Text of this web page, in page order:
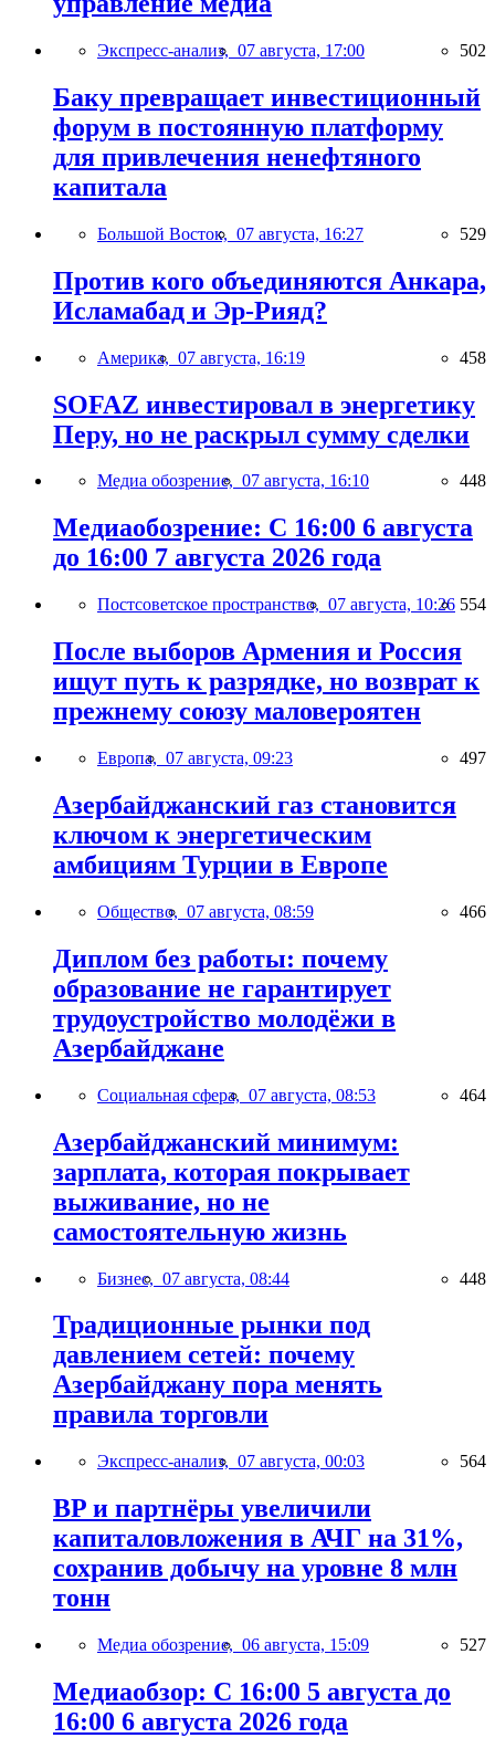
Экспресс-анализ, 07 августа, 17:00 502
Баку превращает инвестиционный
форум в постоянную платформу
для привлечения ненефтяного
капитала
Большой Восток, 07 августа, 16:27 529
Против кого объединяются Анкара,
Исламабад и Эр-Рияд?
Америка, 07 августа, 16:19 458
SOFAZ инвестировал в энергетику
Перу, но не раскрыл сумму сделки
Медиа обозрение, 07 августа, 16:10 448
Медиаобозрение: С 16:00 6 августа
до 16:00 7 августа 2026 года
Постсоветское пространство, 07 августа, 10:26 554
После выборов Армения и Россия
ищут путь к разрядке, но возврат к
прежнему союзу маловероятен
Европа, 07 августа, 09:23 497
Азербайджанский газ становится
ключом к энергетическим
амбициям Турции в Европе
Общество, 07 августа, 08:59 466
Диплом без работы: почему
образование не гарантирует
трудоустройство молодёжи в
Азербайджане
Социальная сфера, 07 августа, 08:53 464
Азербайджанский минимум:
зарплата, которая покрывает
выживание, но не
самостоятельную жизнь
Бизнес, 07 августа, 08:44 448
Традиционные рынки под
давлением сетей: почему
Азербайджану пора менять
правила торговли
Экспресс-анализ, 07 августа, 00:03 564
BP и партнёры увеличили
капиталовложения в АЧГ на 31%,
сохранив добычу на уровне 8 млн
тонн
Медиа обозрение, 06 августа, 15:09 527
Медиаобзор: С 16:00 5 августа до
16:00 6 августа 2026 года